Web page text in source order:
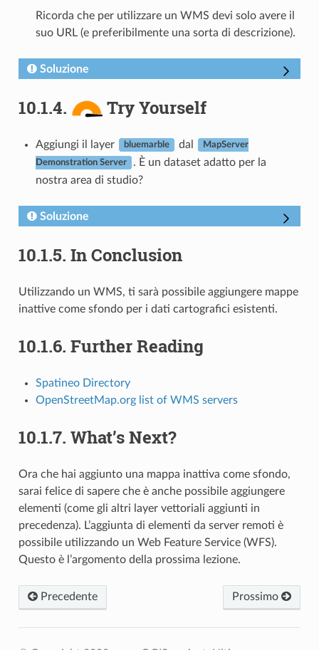
Ricorda che per utilizzare un WMS devi solo avere il
suo URL (e preferibilmente una sorta di descrizione).
Soluzione
10.1.4. Try Yourself
Aggiungi il layer bluemarble dal MapServer
Demonstration Server
. È un dataset adatto per la
nostra area di studio?
Soluzione
10.1.5. In Conclusion
Utilizzando un WMS, ti sarà possibile aggiungere mappe
inattive come sfondo per i dati cartografici esistenti.
10.1.6. Further Reading
Spatineo Directory
OpenStreetMap.org list of WMS servers
10.1.7. What’s Next?
Ora che hai aggiunto una mappa inattiva come sfondo,
sarai felice di sapere che è anche possibile aggiungere
elementi (come gli altri layer vettoriali aggiunti in
precedenza). L’aggiunta di elementi da server remoti è
possibile utilizzando un Web Feature Service (WFS).
Questo è l’argomento della prossima lezione.
Precedente Prossimo